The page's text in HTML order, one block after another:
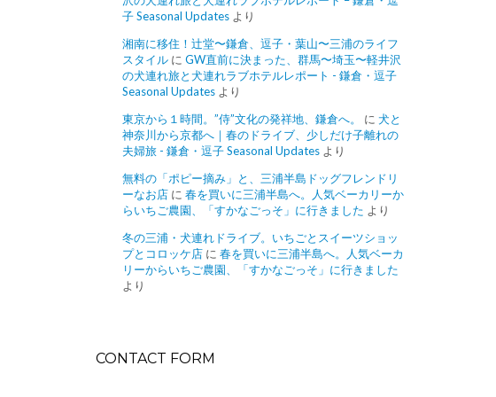
子 Seasonal Updates より
湘南に移住！辻堂〜鎌倉、逗子・葉山〜三浦のライフ
スタイル に GW直前に決まった、群馬〜埼玉〜軽井沢
の犬連れ旅と犬連れラブホテルレポート - 鎌倉・逗子
Seasonal Updates より
東京から１時間。”侍”文化の発祥地、鎌倉へ。
に 犬と
神奈川から京都へ｜春のドライブ、少しだけ子離れの
夫婦旅 - 鎌倉・逗子 Seasonal Updates より
無料の「ポピー摘み」と、三浦半島ドッグフレンドリ
ーなお店 に 春を買いに三浦半島へ。人気ベーカリーか
らいちご農園、「すかなごっそ」に行きました より
冬の三浦・犬連れドライブ。いちごとスイーツショッ
プとコロッケ店 に 春を買いに三浦半島へ。人気ベーカ
リーからいちご農園、「すかなごっそ」に行きました
より
CONTACT FORM